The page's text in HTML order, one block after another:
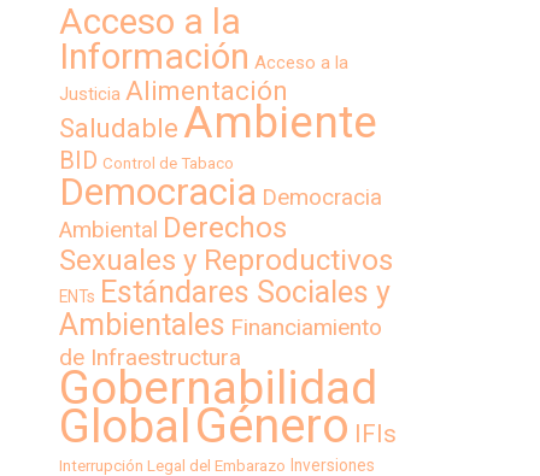
Acceso a la
Información Acceso a la
Justicia Alimentación
Saludable Ambiente
BID Control de Tabaco
Democracia Democracia
Ambiental Derechos
Sexuales y Reproductivos
ENTs Estándares Sociales y
Ambientales Financiamiento
de Infraestructura
Gobernabilidad
GlobalGénero IFIs
Interrupción Legal del Embarazo Inversiones